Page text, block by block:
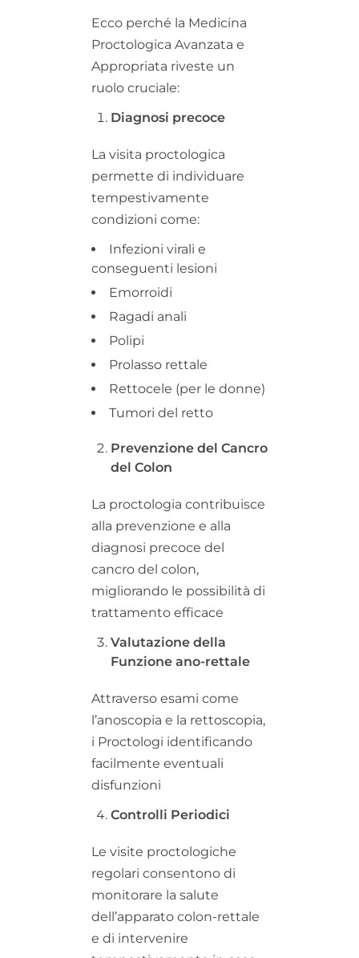
Ecco perché la Medicina
Proctologica Avanzata e
Appropriata riveste un
ruolo cruciale:
Diagnosi precoce
La visita proctologica
permette di individuare
tempestivamente
condizioni come:
Infezioni virali e
conseguenti lesioni
Emorroidi
Ragadi anali
Polipi
Prolasso rettale
Rettocele (per le donne)
Tumori del retto
Prevenzione del Cancro
del Colon
La proctologia contribuisce
alla prevenzione e alla
diagnosi precoce del
cancro del colon,
migliorando le possibilità di
trattamento efficace
Valutazione della
Funzione ano-rettale
Attraverso esami come
l’anoscopia e la rettoscopia,
i Proctologi identificando
facilmente eventuali
disfunzioni
Controlli Periodici
Le visite proctologiche
regolari consentono di
monitorare la salute
dell’apparato colon-rettale
e di intervenire